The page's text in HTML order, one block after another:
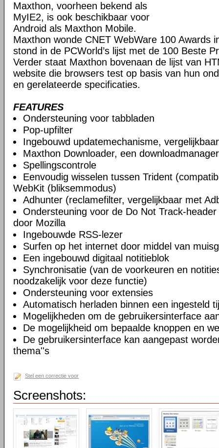
Maxthon, voorheen bekend als
MyIE2, is ook beschikbaar voor
Android als Maxthon Mobile.
Maxthon wonde CNET WebWare 100 Awards
stond in de PCWorld’s lijst met de 100 Beste
Verder staat Maxthon bovenaan de lijst van
website die browsers test op basis van hun
en gerelateerde specificaties.
FEATURES
Ondersteuning voor tabbladen
Pop-upfilter
Ingebouwd updatemechanisme,
Maxthon Downloader, een downloadmanager
Spellingscontrole
Eenvoudig wisselen tussen Trident
WebKit (bliksemmodus)
Adhunter (reclamefilter, vergelijkbaar met
Ondersteuning voor de Do Not Track-
door Mozilla
Ingebouwde RSS-lezer
Surfen op het internet door middel van
Een ingebouwd digitaal notitieblok
Synchronisatie (van de voorkeuren en
noodzakelijk voor deze functie)
Ondersteuning voor extensies
Automatisch herladen binnen een ingesteld
Mogelijkheden om de gebruikersinterface
De mogelijkheid om bepaalde knoppen en
De gebruikersinterface kan aangepast
thema''s
Stel een correctie voor
Screenshots: